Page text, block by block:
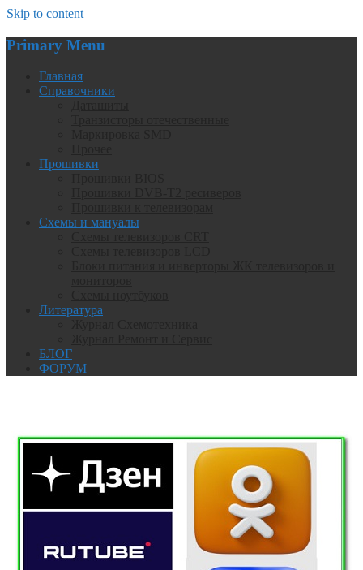
Skip to content
Primary Menu
Главная
Справочники
Прошивки
Схемы и мануалы
Литература
БЛОГ
ФОРУМ